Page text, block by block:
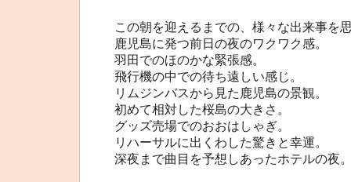
この朝を迎えるまでの、様々な出来事を
鹿児島に発つ前日の夜のワクワク感。
羽田でのほのかな緊張感。
飛行機の中での待ち遠しい感じ。
リムジンバスから見た鹿児島の景観。
初めて相対した桜島の大きさ。
グッズ売場でのおおはしゃぎ。
リハーサルに出くわした驚きと幸運。
深夜まで曲目を予想しあったホテルの夜